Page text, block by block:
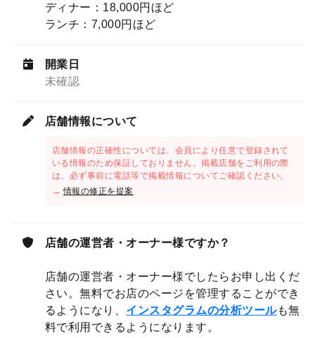
ディナー：18,000円ほど
ランチ：7,000円ほど
開業日
未確認
店舗情報について
店舗情報の正確性については、会員により任意で登録されて
いる情報のため保証しておりません。掲載店舗をご利用の際
は、必ず事前に電話等で掲載情報についてご確認ください。
→情報の修正を提案
店舗の運営者・オーナー様ですか？
店舗の運営者・オーナー様でしたらお申し出くだ
さい。無料でお店のページを管理することができ
るようになり、 インスタグラムの分析ツールも無
料で利用できるようになります。